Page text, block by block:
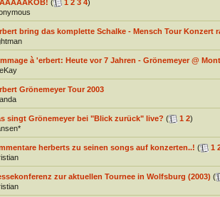
( 1 2 3 4)
bring das komplette Schalke - Mensch Tour Konzert
à 'erbert: Heute vor 7 Jahren - Grönemeyer @
Grönemeyer Tour 2003
singt Grönemeyer bei "Blick zurück" live? ( 1 2)
herberts zu seinen songs auf konzerten..! ( 1
zur aktuellen Tournee in Wolfsburg (2003) (